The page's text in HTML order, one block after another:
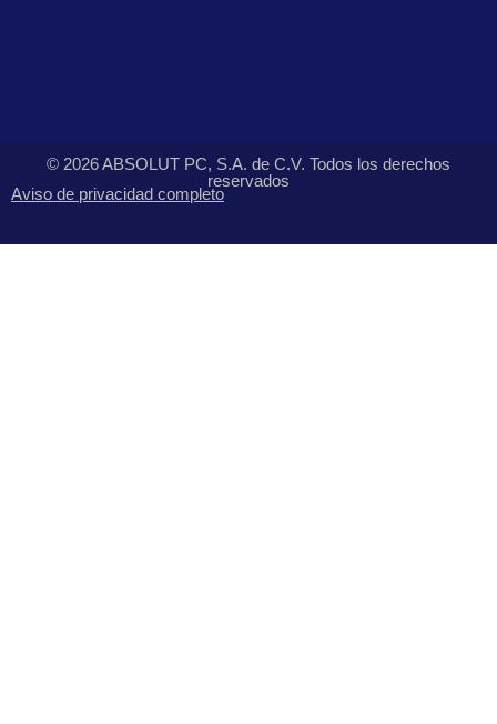
© 2026 ABSOLUT PC, S.A. de C.V. Todos los derechos
reservados
Aviso de privacidad completo